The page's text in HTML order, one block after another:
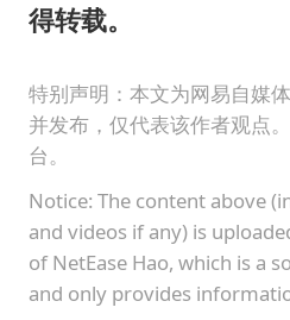
得转载。
特别声明：本文为网易自媒
并发布，仅代表该作者观点
台。
Notice: The content above
and videos if any) is
of NetEase Hao, which is a
and only provides